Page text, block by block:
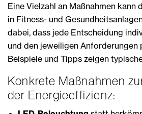
Eine Vielzahl an Maßnahmen kann
in Fitness- und
dabei, dass jede Entscheidung
und den jeweiligen Anforderungen
Beispiele und Tipps zeigen
Konkrete Maßnahmen
der Energieeffizienz: